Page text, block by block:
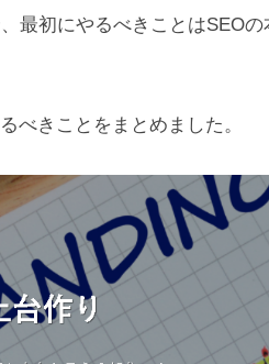
最初にやるべきことはSEO
べきことをまとめました。